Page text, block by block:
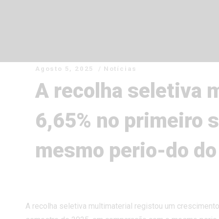
Agosto 5, 2025 Notícias
A recolha seletiva
6,65% no primeiro
mesmo perio-do
A recolha seletiva multimaterial registou um